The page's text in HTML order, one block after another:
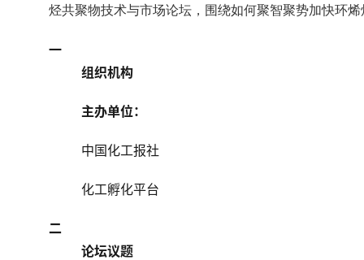
烃共聚物技术与市场论坛，围绕如何聚智聚势加快环
一
组织机构
主办单位：
中国化工报社
化工孵化平台
二
论坛议题